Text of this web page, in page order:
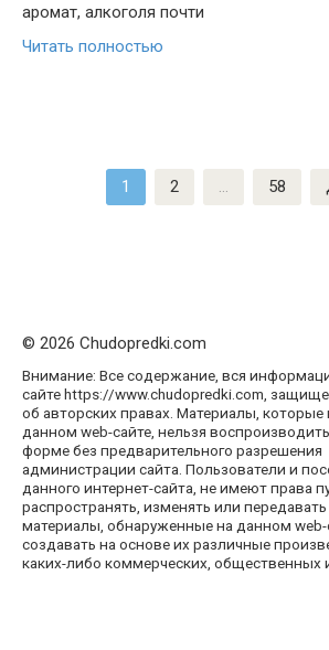
аромат, алкоголя почти
Читать полностью
1 2 … 58
© 2026 Chudopredki.com
Внимание: Все содержание, вся
сайте https://www.chudopredki.com,
об авторских правах. Материалы, которые
данном web-сайте, нельзя
форме без предварительного разрешения
администрации сайта. Пользователи и
данного интернет-сайта, не имеют права
распространять, изменять или
материалы, обнаруженные на данном web-
создавать на основе их различные
каких-либо коммерческих, общественных